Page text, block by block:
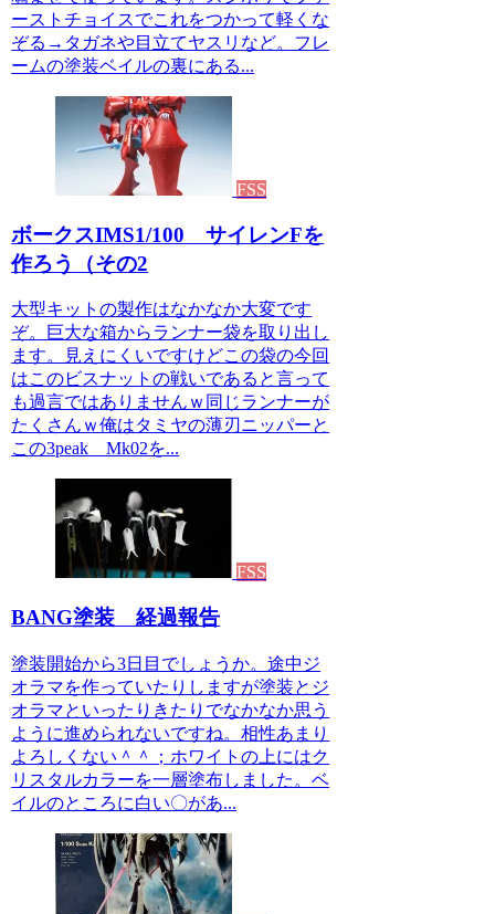
ーストチョイスでこれをつかって軽くな
ぞる→タガネや目立てヤスリなど。フレ
ームの塗装ベイルの裏にある...
FSS
ボークスIMS1/100 サイレンFを
作ろう（その2
大型キットの製作はなかなか大変です
ぞ。巨大な箱からランナー袋を取り出し
ます。見えにくいですけどこの袋の今回
はこのビスナットの戦いであると言って
も過言ではありませんｗ同じランナーが
たくさんｗ俺はタミヤの薄刃ニッパーと
この3peak Mk02を...
FSS
BANG塗装 経過報告
塗装開始から3日目でしょうか。途中ジ
オラマを作っていたりしますが塗装とジ
オラマといったりきたりでなかなか思う
ように進められないですね。相性あまり
よろしくない＾＾；ホワイトの上にはク
リスタルカラーを一層塗布しました。ベ
イルのところに白い〇があ...